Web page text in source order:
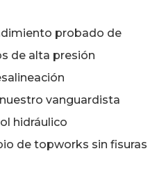
probado de
de alta presión
vanguardista
hidráulico
de topworks sin fisuras